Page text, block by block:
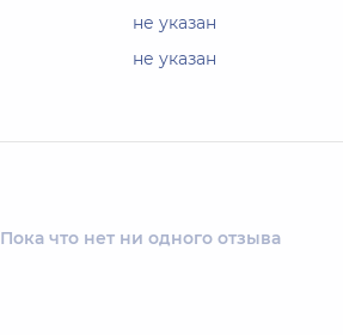
не указан
не указан
Пока что нет ни одного отзыва